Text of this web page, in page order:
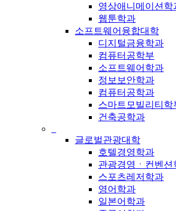
영상애니메이션학
웹툰학과
소프트웨어융합대학
디지털금융학과
컴퓨터공학부
소프트웨어학과
정보보안학과
컴퓨터공학과
스마트모빌리티학
건축공학과
글로벌관광대학
호텔경영학과
관광경영ㆍ컨벤션
스포츠레저학과
영어학과
일본어학과